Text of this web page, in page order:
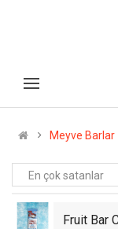
Meyve Barlar
En çok satanlar
Fruit Bar